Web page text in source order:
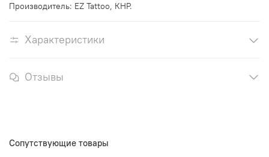
Производитель: EZ Tattoo, КНР.
Характеристики
Отзывы
Сопутствующие товары